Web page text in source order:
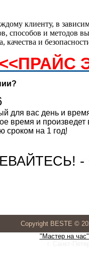
клиенту, в
способов и методов
и
<<ПРАЙС
для вас день и
время и произведет
сроком на 1 год!
-
Copyright BESTE ©
"Мастер на